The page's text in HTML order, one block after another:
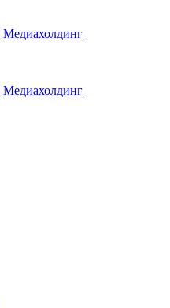
Медиахолдинг
Медиахолдинг